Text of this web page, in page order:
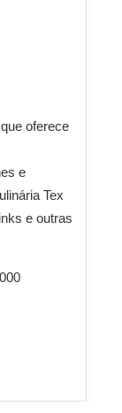
oferece
e
Tex
e outras